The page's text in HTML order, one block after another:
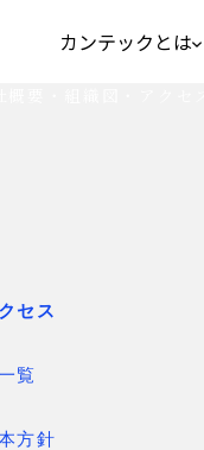
カンテックとは
セス
覧
方針